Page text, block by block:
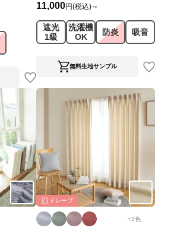
11,000円(税込)～
遮光
1級
洗濯機
OK
防炎 吸音
無料生地サンプル
ドレープ
+3色